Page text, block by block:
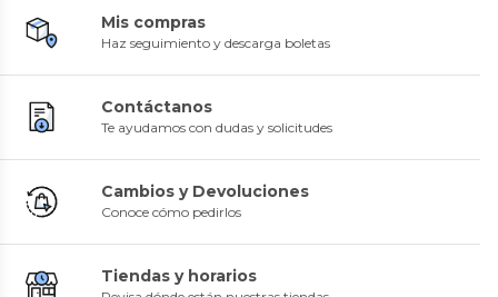
Mis compras
Haz seguimiento y descarga boletas
Contáctanos
Te ayudamos con dudas y solicitudes
Cambios y Devoluciones
Conoce cómo pedirlos
Tiendas y horarios